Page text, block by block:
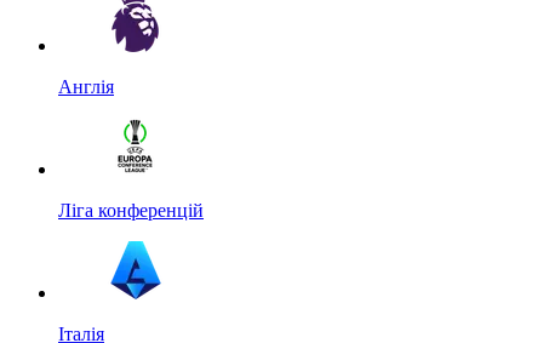
Англія
Ліга конференцій
Італія